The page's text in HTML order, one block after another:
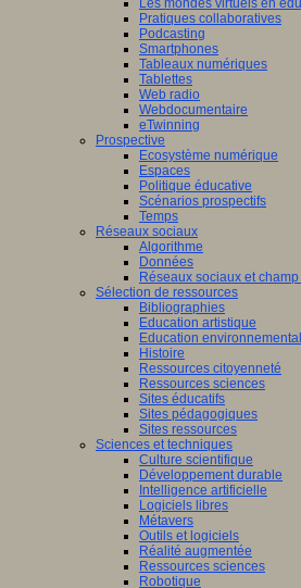
Les mondes virtuels en
Pratiques collaboratives
Podcasting
Smartphones
Tableaux numériques
Tablettes
Web radio
Webdocumentaire
eTwinning
Prospective
Ecosystème numérique
Espaces
Politique éducative
Scénarios prospectifs
Temps
Réseaux sociaux
Algorithme
Données
Réseaux sociaux et
Sélection de ressources
Bibliographies
Education artistique
Education
Histoire
Ressources citoyenneté
Ressources sciences
Sites éducatifs
Sites pédagogiques
Sites ressources
Sciences et techniques
Culture scientifique
Développement durable
Intelligence artificielle
Logiciels libres
Métavers
Outils et logiciels
Réalité augmentée
Ressources sciences
Robotique